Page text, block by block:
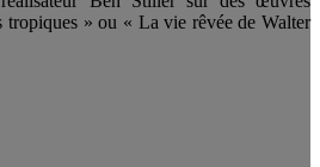
tropiques » ou « La vie rêvée de Walter